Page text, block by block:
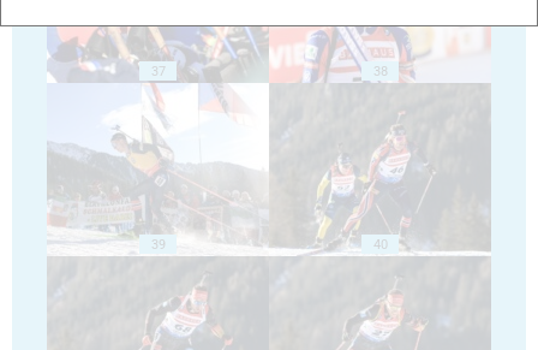
37 38
39 40